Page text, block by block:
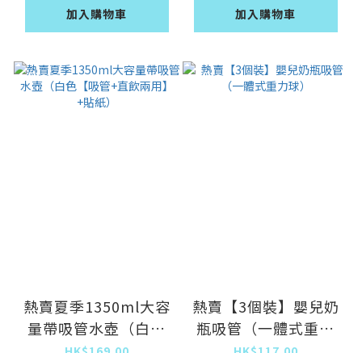
加入購物車
加入購物車
熱賣夏季1350ml大容
量帶吸管水壺（白色
熱賣【3個裝】嬰兒奶
瓶吸管（一體式重力